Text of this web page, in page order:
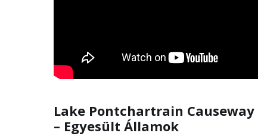
Lake Pontchartrain Causeway
– Egyesült Államok